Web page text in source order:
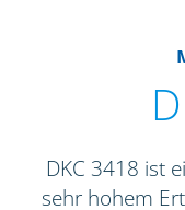
DKC 3418 ist
sehr hohem